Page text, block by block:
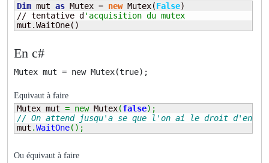
Dim mut as Mutex = new Mutex(False)
// tentative d 'acquisition du mutex
mut.WaitOne()
En c#
Mutex mut = new Mutex(true);
Equivaut à faire
Mutex mut = new Mutex(false) ;
// On attend jusqu'a se que l'on ai le droit
mut .WaitOne( ) ;
Ou équivaut à faire